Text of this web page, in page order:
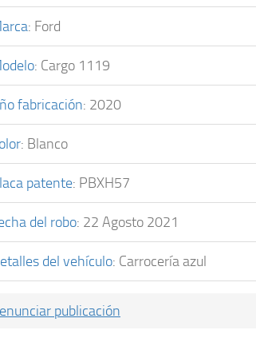
: Ford
: Cargo 1119
fabricación: 2020
: Blanco
patente: PBXH57
del robo: 22 Agosto 2021
del vehículo: Carrocería azul
publicación